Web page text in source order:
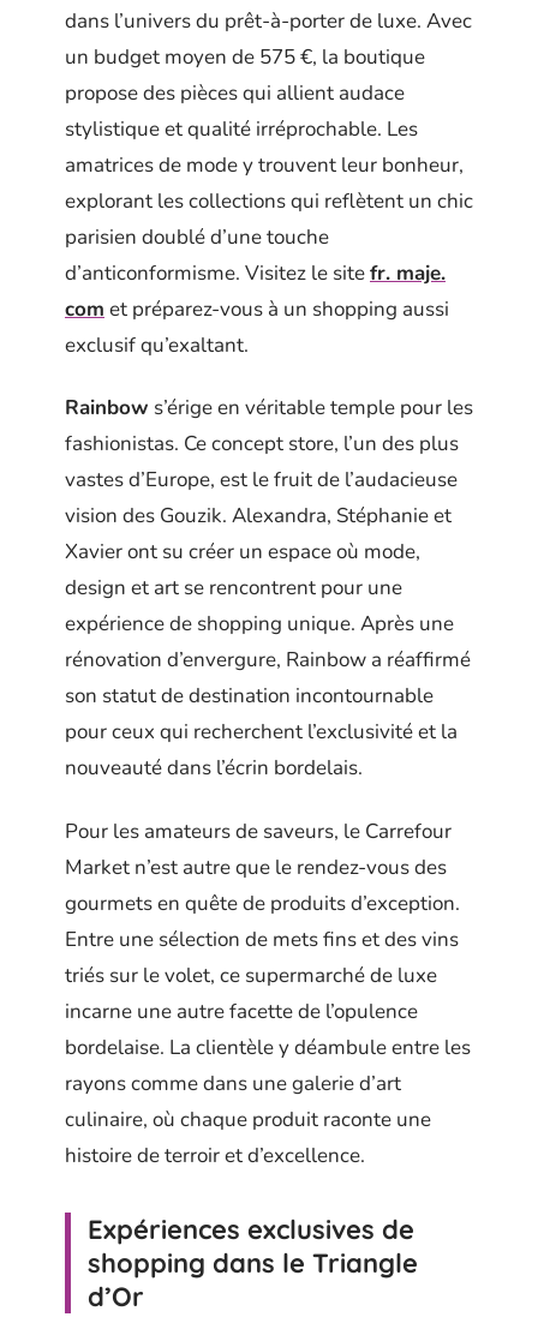
dans l’univers du prêt-à-porter de luxe. Avec
un budget moyen de 575 €, la boutique
propose des pièces qui allient audace
stylistique et qualité irréprochable. Les
amatrices de mode y trouvent leur bonheur,
explorant les collections qui reflètent un chic
parisien doublé d’une touche
d’anticonformisme. Visitez le sitefr. maje.
com et préparez-vous à un shopping aussi
exclusif qu’exaltant.
Rainbow s’érige en véritable temple pour les
fashionistas. Ce concept store, l’un des plus
vastes d’Europe, est le fruit de l’audacieuse
vision des Gouzik. Alexandra, Stéphanie et
Xavier ont su créer un espace où mode,
design et art se rencontrent pour une
expérience de shopping unique. Après une
rénovation d’envergure, Rainbow a réaffirmé
son statut de destination incontournable
pour ceux qui recherchent l’exclusivité et la
nouveauté dans l’écrin bordelais.
Pour les amateurs de saveurs, le Carrefour
Market n’est autre que le rendez-vous des
gourmets en quête de produits d’exception.
Entre une sélection de mets fins et des vins
triés sur le volet, ce supermarché de luxe
incarne une autre facette de l’opulence
bordelaise. La clientèle y déambule entre les
rayons comme dans une galerie d’art
culinaire, où chaque produit raconte une
histoire de terroir et d’excellence.
Expériences exclusives de
shopping dans le Triangle
d’Or